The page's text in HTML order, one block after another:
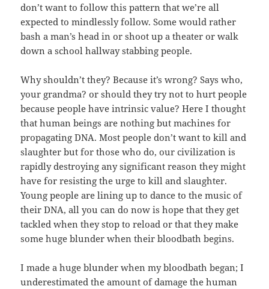
don’t want to follow this pattern that we’re all
expected to mindlessly follow. Some would rather
bash a man’s head in or shoot up a theater or walk
down a school hallway stabbing people.
Why shouldn’t they? Because it’s wrong? Says who,
your grandma? or should they try not to hurt people
because people have intrinsic value? Here I thought
that human beings are nothing but machines for
propagating DNA. Most people don’t want to kill and
slaughter but for those who do, our civilization is
rapidly destroying any significant reason they might
have for resisting the urge to kill and slaughter.
Young people are lining up to dance to the music of
their DNA, all you can do now is hope that they get
tackled when they stop to reload or that they make
some huge blunder when their bloodbath begins.
I made a huge blunder when my bloodbath began; I
underestimated the amount of damage the human